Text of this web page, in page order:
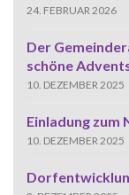
24. FEBRUAR 2026
Der
schöne
10. DEZEMBER 2025
Einladung zum
10. DEZEMBER 2025